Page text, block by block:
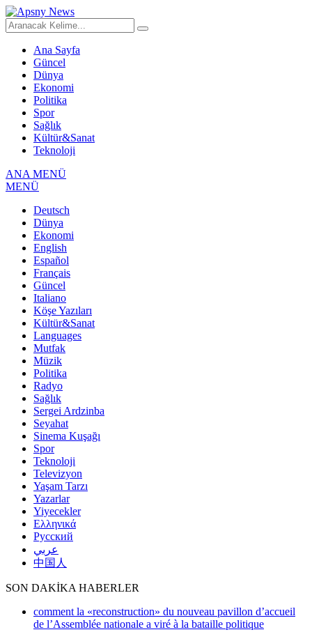
Ana Sayfa
Güncel
Dünya
Ekonomi
Politika
Spor
Sağlık
Kültür&Sanat
Teknoloji
ANA MENÜ
MENÜ
Deutsch
Dünya
Ekonomi
English
Español
Français
Güncel
Italiano
Köşe Yazıları
Kültür&Sanat
Languages
Mutfak
Müzik
Politika
Radyo
Sağlık
Sergei Ardzinba
Seyahat
Sinema Kuşağı
Spor
Teknoloji
Televizyon
Yaşam Tarzı
Yazarlar
Yiyecekler
Ελληνικά
Русский
عربي
中国人
SON DAKİKA HABERLER
comment la «reconstruction» du nouveau pavillon d’accueil
de l’Assemblée nationale a viré à la bataille politique